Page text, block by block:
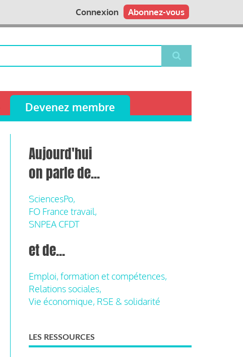
Abonnez-vous
Connexion
Devenez membre
Aujourd'hui
on parle de...
SciencesPo,
FO France travail,
SNPEA CFDT
et de...
Emploi, formation et compétences,
Relations sociales,
Vie économique, RSE & solidarité
LES RESSOURCES